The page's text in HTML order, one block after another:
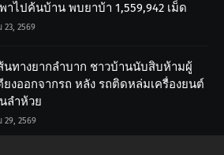
าไปค้นบ้าน พบยาบ้า 1,559,942 เม็ด
2569
นทางยากลำบาก ชาวบ้านนับสิบห้ามผู้
ยงออกจากรถ หลัง รถติดหล่มเครื่องยนต์
ลำห้วย
29, 2569